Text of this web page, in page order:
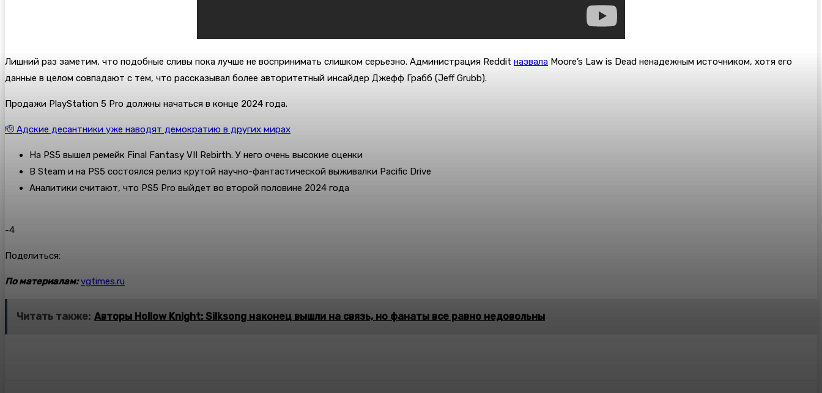
Лишний раз заметим, что подобные сливы пока лучше не воспринимать слишком серьезно. Администрация Reddit назвала Moore’s Law is Dead ненадежным источником, хотя его
данные в целом совпадают с тем, что рассказывал более авторитетный инсайдер Джефф Грабб (Jeff Grubb).
Продажи PlayStation 5 Pro должны начаться в конце 2024 года.
🫡 Адские десантники уже наводят демократию в других мирах
На PS5 вышел ремейк Final Fantasy VII Rebirth. У него очень высокие оценки
В Steam и на PS5 состоялся релиз крутой научно-фантастической выживалки Pacific Drive
Аналитики считают, что PS5 Pro выйдет во второй половине 2024 года
-4
Поделиться:
По материалам: vgtimes.ru
Читать также: Авторы Hollow Knight: Silksong наконец вышли на связь, но фанаты все равно недовольны